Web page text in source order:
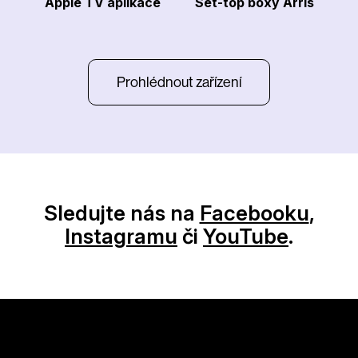
Prohlédnout zařízení
Sledujte nás na Facebooku,
Instagramu či YouTube.